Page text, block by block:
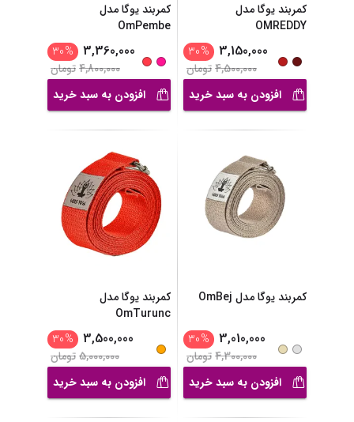
کمربند یوگا مدل
OMREDDY
3,150,000
%
30
4,500,000تومان
افزودن به سبد خرید
کمربند یوگا مدل
OmPembe
3,360,000
%
30
4,800,000تومان
افزودن به سبد خرید
کمربند یوگا مدل OmBej
3,010,000
%
30
4,300,000تومان
افزودن به سبد خرید
کمربند یوگا مدل
OmTurunc
3,500,000
%
30
5,000,000تومان
افزودن به سبد خرید